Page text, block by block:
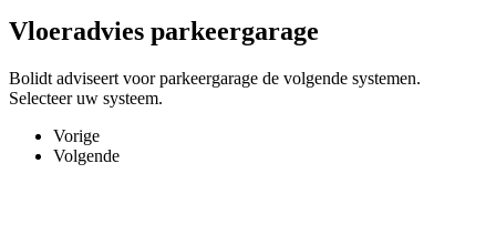
Vloeradvies parkeergarage
Bolidt adviseert voor parkeergarage de volgende systemen.
Selecteer uw systeem.
Vorige
Volgende